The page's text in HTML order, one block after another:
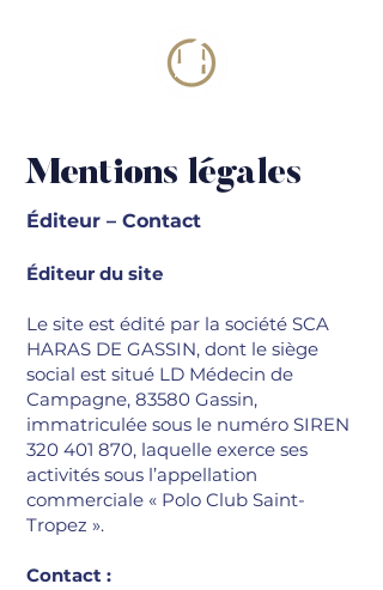
Mentions légales
Éditeur – Contact
Éditeur du site
Le site est édité par la société SCA
HARAS DE GASSIN, dont le siège
social est situé LD Médecin de
Campagne, 83580 Gassin,
immatriculée sous le numéro SIREN
320 401 870, laquelle exerce ses
activités sous l’appellation
commerciale « Polo Club Saint-
Tropez ».
Contact :